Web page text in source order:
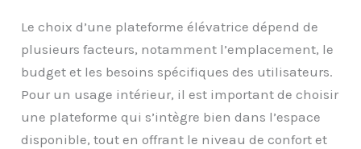
Le choix d’une plateforme élévatrice dépend de
plusieurs facteurs, notamment l’emplacement, le
budget et les besoins spécifiques des utilisateurs.
Pour un usage intérieur, il est important de choisir
une plateforme qui s’intègre bien dans l’espace
disponible, tout en offrant le niveau de confort et